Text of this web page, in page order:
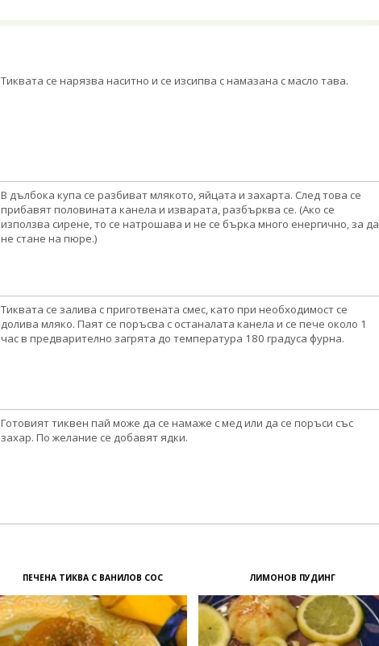
Тиквата се нарязва наситно и се изсипва с намазана с масло тава.
В дълбока купа се разбиват млякото, яйцата и захарта. След това се
прибавят половината канела и изварата, разбърква се. (Ако се
използва сирене, то се натрошава и не се бърка много енергично, за да
не стане на пюре.)
Тиквата се залива с приготвената смес, като при необходимост се
долива мляко. Паят се поръсва с останалата канела и се пече около 1
час в предварително загрята до температура 180 градуса фурна.
Готовият тиквен пай може да се намаже с мед или да се поръси със
захар. По желание се добавят ядки.
ПЕЧЕНА ТИКВА С ВАНИЛОВ СОС ЛИМОНОВ ПУДИНГ